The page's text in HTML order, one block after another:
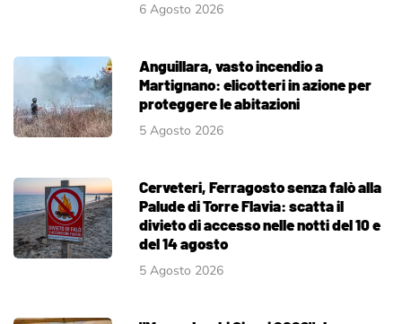
6 Agosto 2026
Anguillara, vasto incendio a
Martignano: elicotteri in azione per
proteggere le abitazioni
5 Agosto 2026
Cerveteri, Ferragosto senza falò alla
Palude di Torre Flavia: scatta il
divieto di accesso nelle notti del 10 e
del 14 agosto
5 Agosto 2026